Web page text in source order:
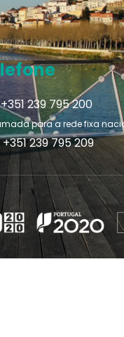
239 795 200
para a rede fixa
+351 239 795 209